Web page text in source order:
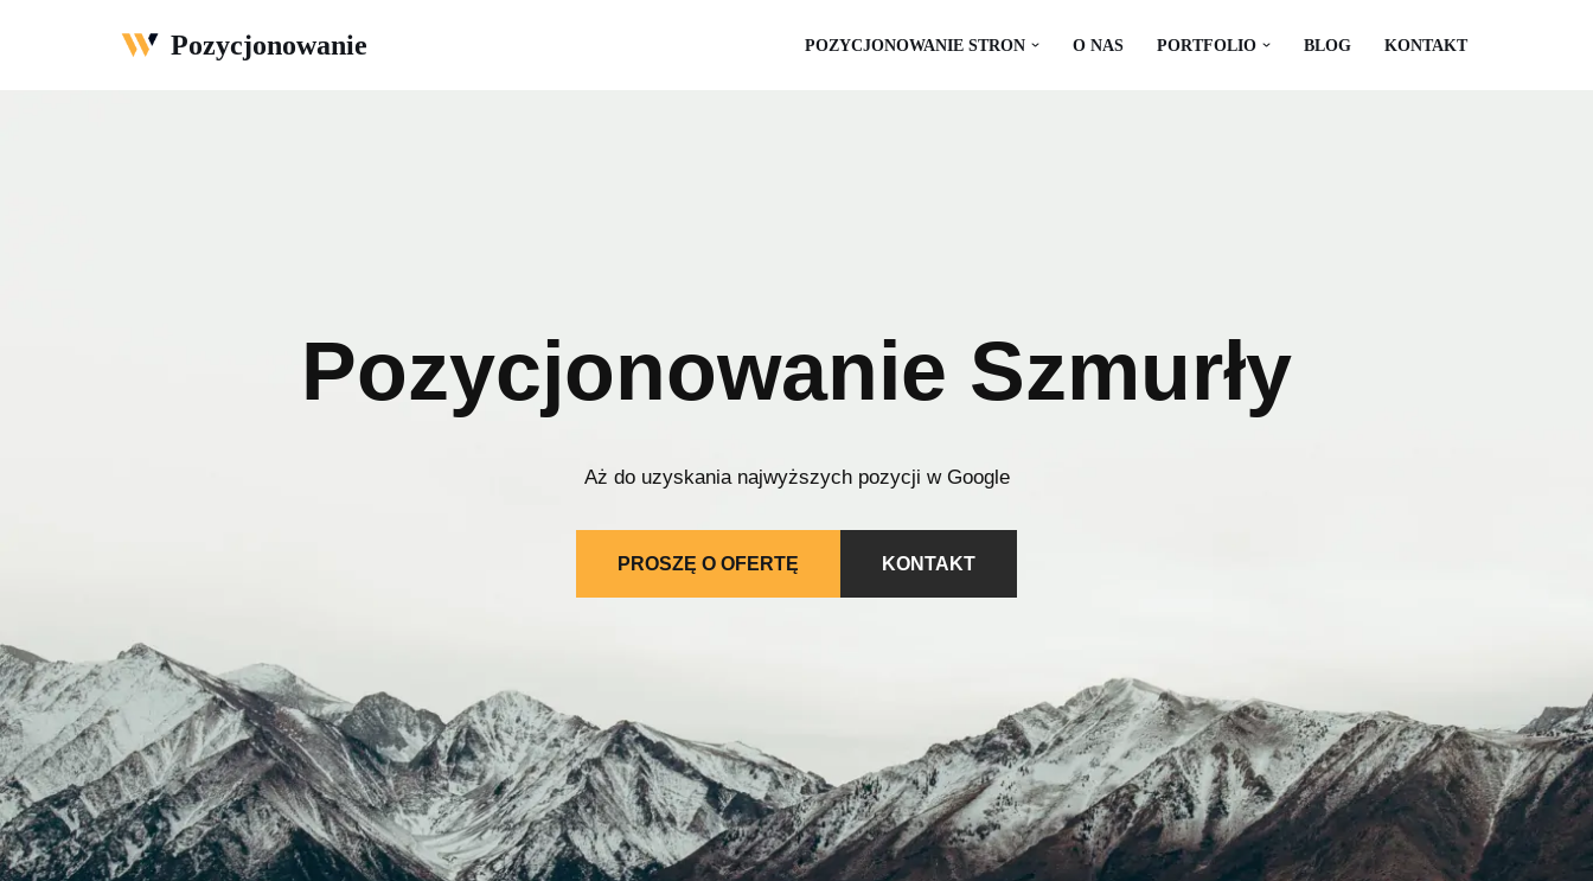
Pozycjonowanie POZYCJONOWANIE STRON O NAS PORTFOLIO BLOG KONTAKT
Pozycjonowanie Szmurły
Aż do uzyskania najwyższych pozycji w Google
PROSZĘ O OFERTĘ KONTAKT